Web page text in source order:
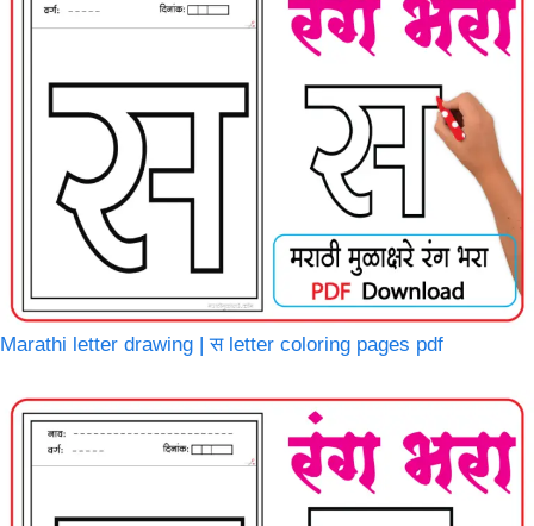
Marathi letter drawing | स letter coloring pages pdf